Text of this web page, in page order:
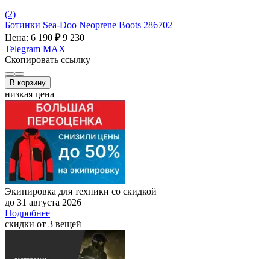
(2)
Ботинки Sea-Doo Neoprene Boots 286702
Цена: 6 190 ₽ 9 230
Telegram MAX
Скопировать ссылку
В корзину
низкая цена
Экипировка для техники со скидкой
до 31 августа 2026
Подробнее
скидки от 3 вещей